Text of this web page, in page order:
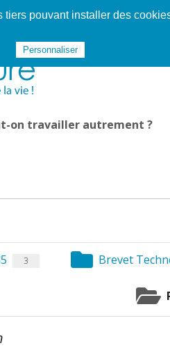
services De 1995 à 2020
on travailler autrement ?
3 Brevet
pouvant installer des
Personnaliser